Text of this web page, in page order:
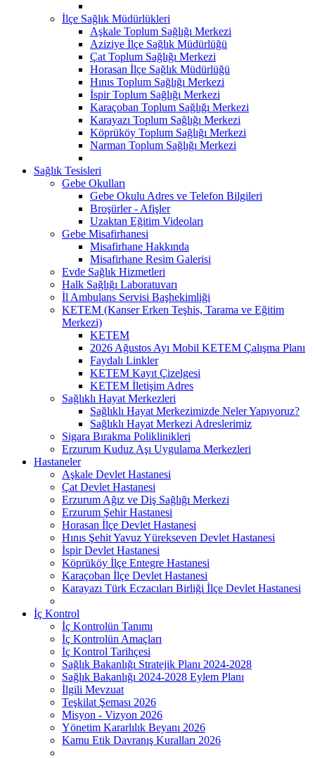
İlçe Sağlık Müdürlükleri
Aşkale Toplum Sağlığı Merkezi
Aziziye İlçe Sağlık Müdürlüğü
Çat Toplum Sağlığı Merkezi
Horasan İlçe Sağlık Müdürlüğü
Hınıs Toplum Sağlığı Merkezi
İspir Toplum Sağlığı Merkezi
Karaçoban Toplum Sağlığı Merkezi
Karayazı Toplum Sağlığı Merkezi
Köprüköy Toplum Sağlığı Merkezi
Narman Toplum Sağlığı Merkezi
Sağlık Tesisleri
Gebe Okulları
Gebe Okulu Adres ve Telefon Bilgileri
Broşürler - Afişler
Uzaktan Eğitim Videoları
Gebe Misafirhanesi
Misafirhane Hakkında
Misafirhane Resim Galerisi
Evde Sağlık Hizmetleri
Halk Sağlığı Laboratuvarı
İl Ambulans Servisi Başhekimliği
KETEM (Kanser Erken Teşhis, Tarama ve Eğitim
Merkezi)
KETEM
2026 Ağustos Ayı Mobil KETEM Çalışma Planı
Faydalı Linkler
KETEM Kayıt Çizelgesi
KETEM İletişim Adres
Sağlıklı Hayat Merkezleri
Sağlıklı Hayat Merkezimizde Neler Yapıyoruz?
Sağlıklı Hayat Merkezi Adreslerimiz
Sigara Bırakma Poliklinikleri
Erzurum Kuduz Aşı Uygulama Merkezleri
Hastaneler
Aşkale Devlet Hastanesi
Çat Devlet Hastanesi
Erzurum Ağız ve Diş Sağlığı Merkezi
Erzurum Şehir Hastanesi
Horasan İlçe Devlet Hastanesi
Hınıs Şehit Yavuz Yürekseven Devlet Hastanesi
İspir Devlet Hastanesi
Köprüköy İlçe Entegre Hastanesi
Karaçoban İlçe Devlet Hastanesi
Karayazı Türk Eczacıları Birliği İlçe Devlet Hastanesi
İç Kontrol
İç Kontrolün Tanımı
İç Kontrolün Amaçları
İç Kontrol Tarihçesi
Sağlık Bakanlığı Stratejik Planı 2024-2028
Sağlık Bakanlığı 2024-2028 Eylem Planı
İlgili Mevzuat
Teşkilat Şeması 2026
Misyon - Vizyon 2026
Yönetim Kararlılık Beyanı 2026
Kamu Etik Davranış Kuralları 2026